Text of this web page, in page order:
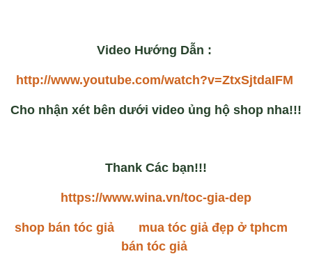
Video Hướng Dẫn :
http://www.youtube.com/watch?v=ZtxSjtdaIFM
Cho nhận xét bên dưới video ủng hộ shop nha!!!
Thank Các bạn!!!
https://www.wina.vn/toc-gia-dep
shop bán tóc giả
mua tóc giả đẹp ở tphcm
bán tóc giả